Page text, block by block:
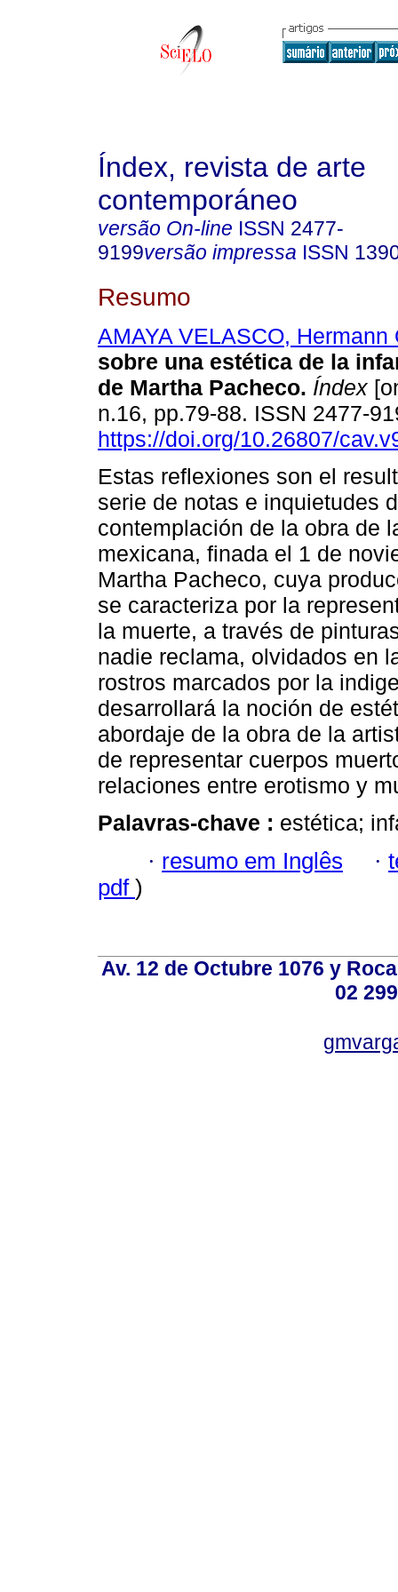
Índex, revista de arte
contemporáneo
versão On-line ISSN 2477-
9199versão impressa ISSN
Resumo
AMAYA VELASCO, Hermann
sobre una estética de la
de Martha Pacheco. Índex
n.16, pp.79-88. ISSN 2477-
https://doi.org/10.26807/
Estas reflexiones son el
serie de notas e inquietudes
contemplación de la obra de
mexicana, finada el 1 de
Martha Pacheco, cuya
se caracteriza por la
la muerte, a través de
nadie reclama, olvidados en
rostros marcados por la
desarrollará la noción de
abordaje de la obra de la
de representar cuerpos
relaciones entre erotismo y
Palavras-chave : estética;
· resumo em Inglês ·
pdf )
Av. 12 de Octubre 1076 y
02